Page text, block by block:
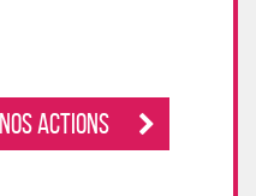
Nos Actions